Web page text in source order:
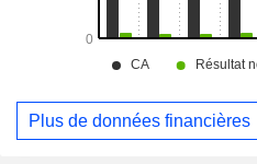
Plus de données financières